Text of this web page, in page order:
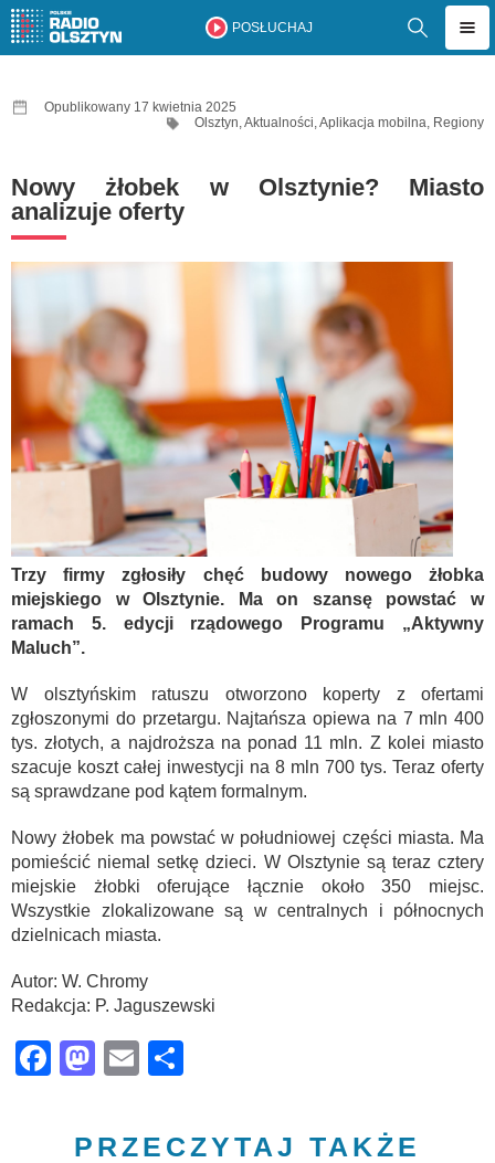
POSŁUCHAJ
Opublikowany 17 kwietnia 2025
Olsztyn,Aktualności,Aplikacja mobilna, Regiony
Nowy żłobek w Olsztynie? Miasto
analizuje oferty
Trzy firmy zgłosiły chęć budowy nowego żłobka
miejskiego w Olsztynie. Ma on szansę powstać w
ramach 5. edycji rządowego Programu „Aktywny
Maluch”.
W olsztyńskim ratuszu otworzono koperty z ofertami
zgłoszonymi do przetargu. Najtańsza opiewa na 7 mln 400
tys. złotych, a najdroższa na ponad 11 mln. Z kolei miasto
szacuje koszt całej inwestycji na 8 mln 700 tys. Teraz oferty
są sprawdzane pod kątem formalnym.
Nowy żłobek ma powstać w południowej części miasta. Ma
pomieścić niemal setkę dzieci. W Olsztynie są teraz cztery
miejskie żłobki oferujące łącznie około 350 miejsc.
Wszystkie zlokalizowane są w centralnych i północnych
dzielnicach miasta.
Autor: W. Chromy
Redakcja: P. Jaguszewski
Facebook
Mastodon
Email
PRZECZYTAJ TAKŻE